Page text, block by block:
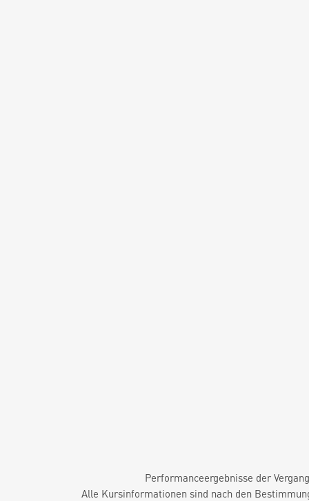
Performanceergebnisse der
Alle Kursinformationen sind nach den